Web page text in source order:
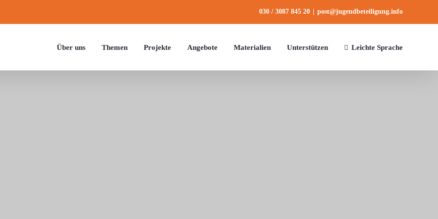
030 / 3087 845 20 post@jugendbeteiligung.info
Über uns Themen Projekte Ange­bote Mate­ria­lien Unter­stüt­zen Leichte Sprache